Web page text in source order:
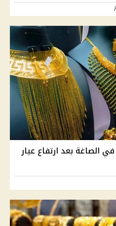
الصاغة بعد ارتفاع عيار